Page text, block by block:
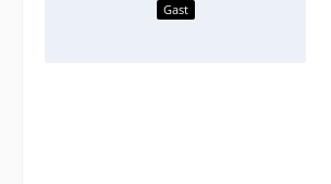
Gast